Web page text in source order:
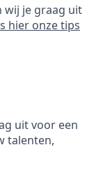
wij je graag uit
hier onze tips
uit voor een
talenten,